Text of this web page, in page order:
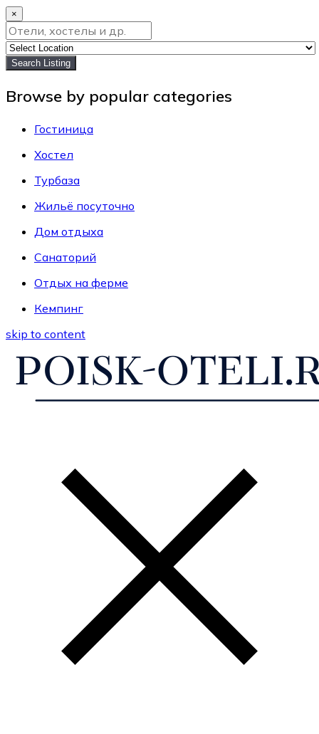
×
Search Listing
Browse by popular categories
Гостиница
Хостел
Турбаза
Жильё посуточно
Дом отдыха
Санаторий
Отдых на ферме
Кемпинг
skip to content